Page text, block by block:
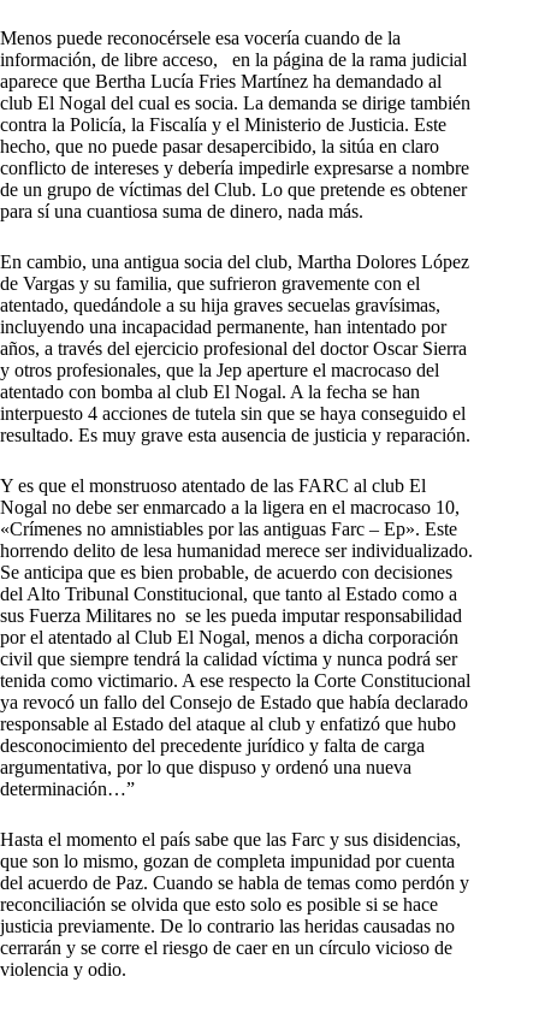
Menos puede reconocérsele esa vocería cuando de la
información, de libre acceso, en la página de la rama judicial
aparece que Bertha Lucía Fries Martínez ha demandado al
club El Nogal del cual es socia. La demanda se dirige también
contra la Policía, la Fiscalía y el Ministerio de Justicia. Este
hecho, que no puede pasar desapercibido, la sitúa en claro
conflicto de intereses y debería impedirle expresarse a nombre
de un grupo de víctimas del Club. Lo que pretende es obtener
para sí una cuantiosa suma de dinero, nada más.
En cambio, una antigua socia del club, Martha Dolores López
de Vargas y su familia, que sufrieron gravemente con el
atentado, quedándole a su hija graves secuelas gravísimas,
incluyendo una incapacidad permanente, han intentado por
años, a través del ejercicio profesional del doctor Oscar Sierra
y otros profesionales, que la Jep aperture el macrocaso del
atentado con bomba al club El Nogal. A la fecha se han
interpuesto 4 acciones de tutela sin que se haya conseguido el
resultado. Es muy grave esta ausencia de justicia y reparación.
Y es que el monstruoso atentado de las FARC al club El
Nogal no debe ser enmarcado a la ligera en el macrocaso 10,
«Crímenes no amnistiables por las antiguas Farc – Ep». Este
horrendo delito de lesa humanidad merece ser individualizado.
Se anticipa que es bien probable, de acuerdo con decisiones
del Alto Tribunal Constitucional, que tanto al Estado como a
sus Fuerza Militares no se les pueda imputar responsabilidad
por el atentado al Club El Nogal, menos a dicha corporación
civil que siempre tendrá la calidad víctima y nunca podrá ser
tenida como victimario. A ese respecto la Corte Constitucional
ya revocó un fallo del Consejo de Estado que había declarado
responsable al Estado del ataque al club y enfatizó que hubo
desconocimiento del precedente jurídico y falta de carga
argumentativa, por lo que dispuso y ordenó una nueva
determinación…”
Hasta el momento el país sabe que las Farc y sus disidencias,
que son lo mismo, gozan de completa impunidad por cuenta
del acuerdo de Paz. Cuando se habla de temas como perdón y
reconciliación se olvida que esto solo es posible si se hace
justicia previamente. De lo contrario las heridas causadas no
cerrarán y se corre el riesgo de caer en un círculo vicioso de
violencia y odio.